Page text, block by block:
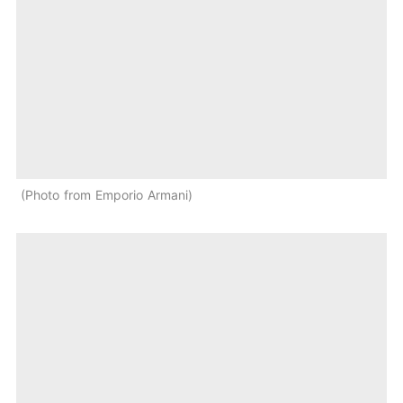
Photo from Emporio Armani